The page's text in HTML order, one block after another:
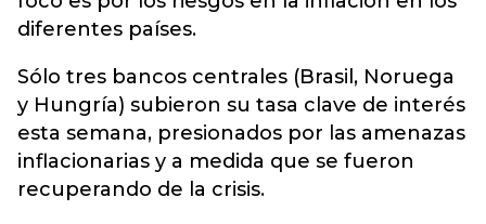
diferentes países.
Sólo tres bancos centrales (Brasil, Noruega
y Hungría) subieron su tasa clave de interés
esta semana, presionados por las amenazas
inflacionarias y a medida que se fueron
recuperando de la crisis.